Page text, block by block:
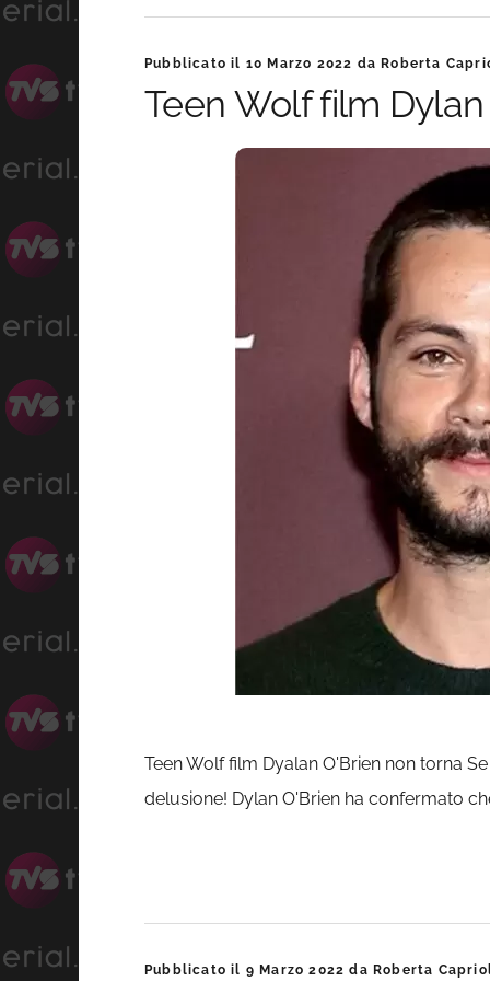
Pubblicato il 10 Marzo 2022 da Roberta
Teen Wolf film
Teen Wolf film Dyalan O'Brien non torna
delusione! Dylan O'Brien ha confermato
Pubblicato il 9 Marzo 2022 da Roberta